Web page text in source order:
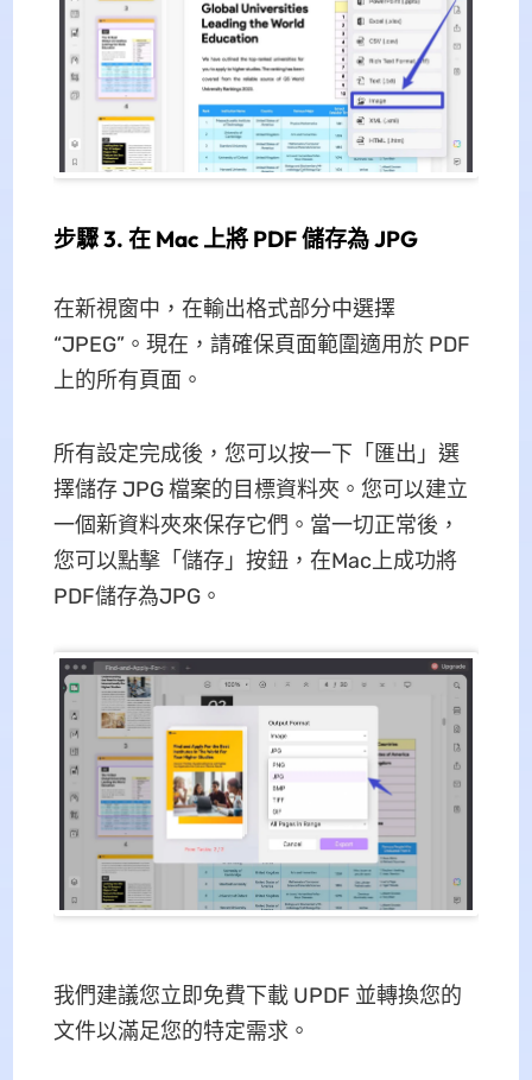
步驟 3. 在 Mac 上將 PDF 儲存為 JPG
在新視窗中，在輸出格式部分中選擇
“JPEG”。現在，請確保頁面範圍適用於 PDF
上的所有頁面。
所有設定完成後，您可以按一下「匯出」選
擇儲存 JPG 檔案的目標資料夾。您可以建立
一個新資料夾來保存它們。當一切正常後，
您可以點擊「儲存」按鈕，在Mac上成功將
PDF儲存為JPG。
我們建議您立即免費下載 UPDF 並轉換您的
文件以滿足您的特定需求。